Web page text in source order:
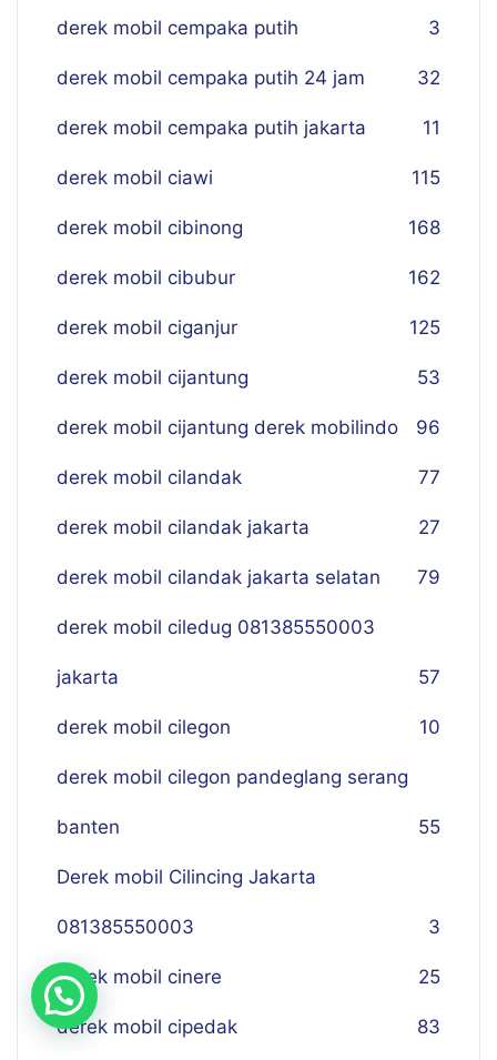
derek mobil cempaka putih 3
derek mobil cempaka putih 24 jam 32
derek mobil cempaka putih jakarta 11
derek mobil ciawi 115
derek mobil cibinong 168
derek mobil cibubur 162
derek mobil ciganjur 125
derek mobil cijantung 53
derek mobil cijantung derek mobilindo 96
derek mobil cilandak 77
derek mobil cilandak jakarta 27
derek mobil cilandak jakarta selatan 79
derek mobil ciledug 081385550003
jakarta 57
derek mobil cilegon 10
derek mobil cilegon pandeglang serang
banten 55
Derek mobil Cilincing Jakarta
081385550003 3
derek mobil cinere 25
derek mobil cipedak 83